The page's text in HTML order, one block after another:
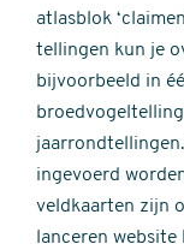
atlasblok
tellingen kun je
bijvoorbeeld in
ingevoerd
veldkaarten zijn
lanceren